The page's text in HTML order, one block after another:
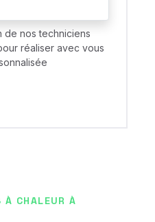
nos techniciens
réaliser avec vous
CHALEUR À